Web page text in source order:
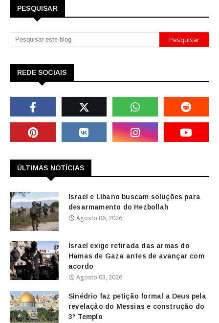
PESQUISAR
REDE SOCIAIS
ÚLTIMAS NOTÍCIAS
Israel e Líbano buscam soluções para
desarmamento do Hezbollah
Agosto 06, 2026
Israel exige retirada das armas do
Hamas de Gaza antes de avançar com
acordo
Agosto 03, 2026
Sinédrio faz petição formal a Deus pela
revelação do Messias e construção do
3º Templo